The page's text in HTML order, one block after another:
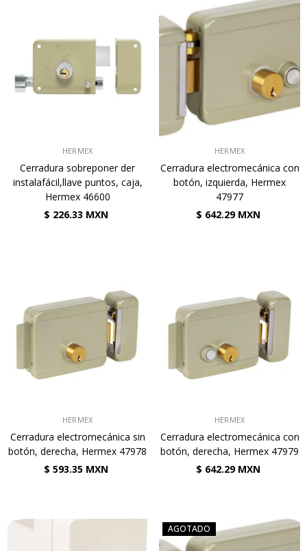
HERMEX
Cerradura sobreponer der
instalafácil,llave puntos, caja,
Hermex 46600
$ 226.33 MXN
HERMEX
Cerradura electromecánica con
botón, izquierda, Hermex
47977
$ 642.29 MXN
HERMEX
Cerradura electromecánica sin
botón, derecha, Hermex 47978
$ 593.35 MXN
HERMEX
Cerradura electromecánica con
botón, derecha, Hermex 47979
$ 642.29 MXN
AGOTADO